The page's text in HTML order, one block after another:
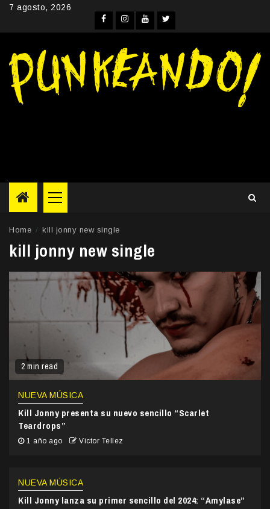
Skip7 agosto, 2026
Facebook
Instagram
YouTube
Twitter
Primary
Menu
Home kill jonny new single
kill jonny new single
2 min read
NUEVA MÚSICA
Kill Jonny presenta su nuevo sencillo “Scarlet
Teardrops”
1 año ago Victor Tellez
NUEVA MÚSICA
Kill Jonny lanza su primer sencillo del 2024: “Amylase”